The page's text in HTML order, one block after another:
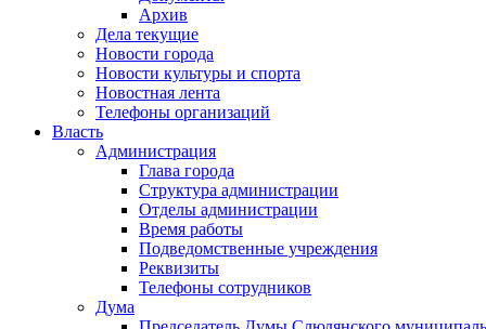
Архив
Дела текущие
Новости города
Новости культуры и спорта
Новостная лента
Телефоны организаций
Власть
Администрация
Глава города
Структура администрации
Отделы администрации
Время работы
Подведомственные учреждения
Реквизиты
Телефоны сотрудников
Дума